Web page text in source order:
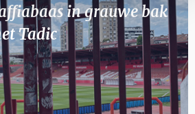
in grauwe bak
Tadic